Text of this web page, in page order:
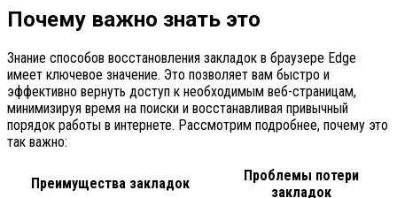
Почему важно знать это
Знание способов восстановления закладок в браузере Edge
имеет ключевое значение. Это позволяет вам быстро и
эффективно вернуть доступ к необходимым веб-страницам,
минимизируя время на поиски и восстанавливая привычный
порядок работы в интернете. Рассмотрим подробнее, почему это
так важно:
Преимущества закладок
Проблемы потери
закладок